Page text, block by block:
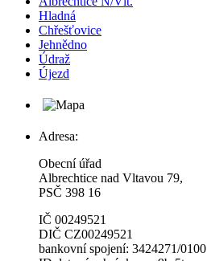
Hladná
Chřešťovice
Jehnědno
Údraž
Újezd
Adresa:
Obecní úřad
Albrechtice nad Vltavou 79,
PSČ 398 16
IČ 00249521
DIČ CZ00249521
bankovní spojení: 3424271/0100